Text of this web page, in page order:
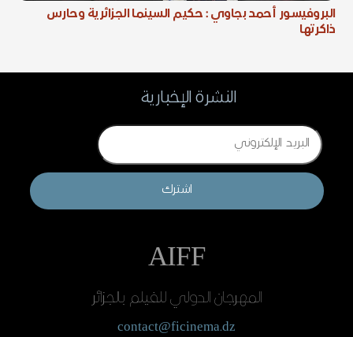
البروفيسور أحمد بجاوي : حكيم السينما الجزائرية وحارس
ذاكرتها
النشرة الإخبارية
Email
اشترك
AIFF
المهرجان الدولي للفيلم بالجزائر
contact@ficinema.dz